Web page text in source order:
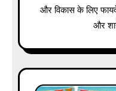
और विकास के लिए
और